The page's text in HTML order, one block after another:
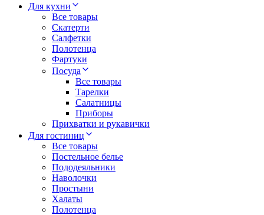
Для кухни
Все товары
Скатерти
Салфетки
Полотенца
Фартуки
Посуда
Все товары
Тарелки
Салатницы
Приборы
Прихватки и рукавички
Для гостиниц
Все товары
Постельное белье
Пододеяльники
Наволочки
Простыни
Халаты
Полотенца